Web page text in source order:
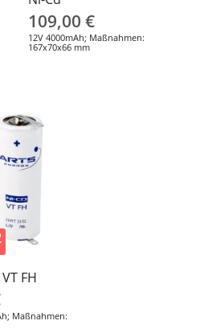
109,00 €
12V 4000mAh; Maßnahmen:
167x70x66 mm
FH
Maßnahmen: